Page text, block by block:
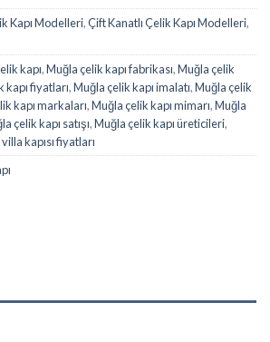
Kapı Modelleri,Çift Kanatlı Çelik Kapı Modelleri,
kapı,Muğla çelik kapı fabrikası,Muğla çelik
kapı fiyatları,Muğla çelik kapı imalatı,Muğla çelik
kapı markaları,Muğla çelik kapı mimarı,Muğla
çelik kapı satışı,Muğla çelik kapı üreticileri,
kapısı fiyatları